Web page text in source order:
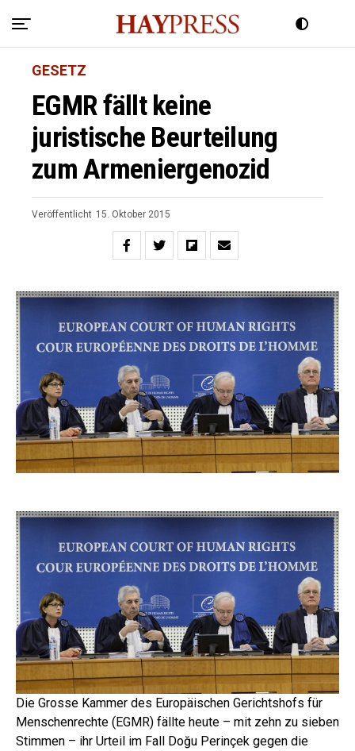
GESETZ
EGMR fällt keine
juristische Beurteilung
zum Armeniergenozid
Veröffentlicht 15. Oktober 2015
Die Grosse Kammer des Europäischen Gerichtshofs für
Menschenrechte (EGMR) fällte heute – mit zehn zu sieben
Stimmen – ihr Urteil im Fall Doğu Perinçek gegen die